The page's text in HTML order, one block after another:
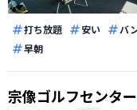
打ち放題 安い バ
早朝
宗像ゴルフセンター